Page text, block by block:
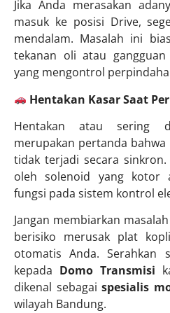
Jika Anda merasakan
masuk ke posisi Drive,
mendalam. Masalah ini
tekanan oli atau
yang mengontrol
Hentakan Kasar Saat
Hentakan atau sering
merupakan pertanda
tidak terjadi secara
oleh solenoid yang kotor
fungsi pada sistem kontrol
Jangan membiarkan
berisiko merusak plat
otomatis Anda. Serahkan
kepada Domo Transmisi
dikenal sebagaispesialis
wilayah Bandung.